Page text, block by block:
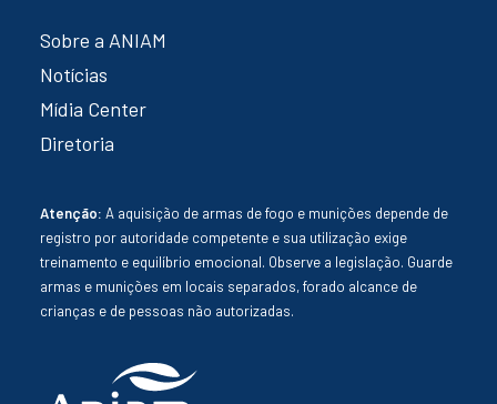
Sobre a ANIAM
Notícias
Mídia Center
Diretoria
Atenção: A aquisição de armas de fogo e munições depende de
registro por autoridade competente e sua utilização exige
treinamento e equilíbrio emocional. Observe a legislação. Guarde
armas e munições em locais separados, forado alcance de
crianças e de pessoas não autorizadas.